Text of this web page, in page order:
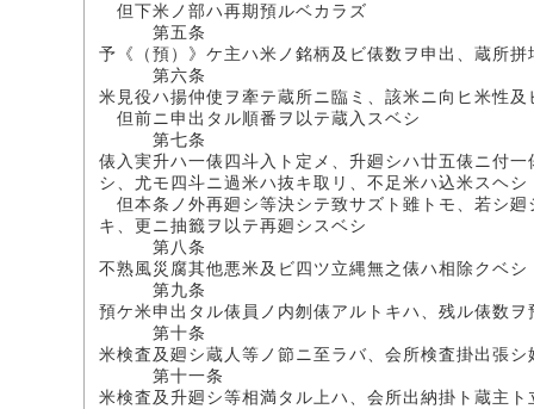
但下米ノ部ハ再期預ルベカラズ
第五条
予《（預）》ケ主ハ米ノ銘柄及ビ俵数ヲ申出、蔵所拼
第六条
米見役ハ揚仲使ヲ牽テ蔵所ニ臨ミ、該米ニ向ヒ米性
但前ニ申出タル順番ヲ以テ蔵入スベシ
第七条
俵入実升ハ一俵四斗入ト定メ、升廻シハ廿五俵ニ付
シ、尤モ四斗ニ過米ハ抜キ取リ、不足米ハ込米スヘシ
但本条ノ外再廻シ等決シテ致サズト雖トモ、若シ
キ、更ニ抽籤ヲ以テ再廻シスベシ
第八条
不熟風災腐其他悪米及ビ四ツ立縄無之俵ハ相除クベシ
第九条
預ケ米申出タル俵員ノ内刎俵アルトキハ、残ル俵数
第十条
米検査及廻シ蔵人等ノ節ニ至ラバ、会所検査掛出張シ
第十一条
米検査及升廻シ等相満タル上ハ、会所出納掛ト蔵主ト